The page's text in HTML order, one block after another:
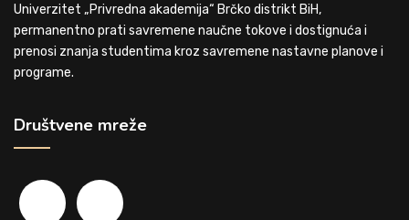
Univerzitet „Privredna akademija“ Brčko distrikt BiH,
permanentno prati savremene naučne tokove i dostignuća i
prenosi znanja studentima kroz savremene nastavne planove i
programe.
Društvene mreže